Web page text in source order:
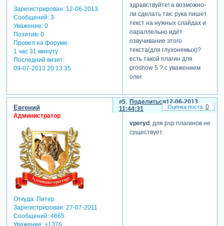
Зарегистрирован: 12-06-2013
Сообщений:3
Уважение: 0
Позитив: 0
Провел на форуме:
1 час 31 минуту
Последний визит:
09-07-2013 20:13:35
здравствуйте! а возможно-
ли сделать так: рука пишет
текст на нужных слайдах и
параллельно идёт
озвучивание этого
текста(для глухонемых)?
есть такой плагин для
proshow 5 ?.с уважением
олег
Поделиться
5
12-06-2013
11:44:31
Евгений
Администратор
Откуда:Питер
Зарегистрирован: 27-07-2011
Сообщений:4665
vperyd, для psp плагинов не
существует.
0